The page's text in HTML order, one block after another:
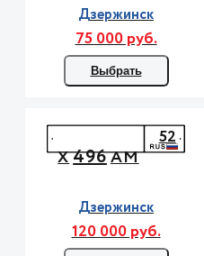
Дзержинск
75 000 руб.
Выбрать
Х496АМ
52
Дзержинск
120 000 руб.